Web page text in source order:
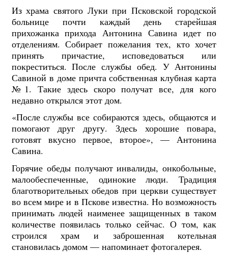
Из храма святого Луки при Псковской городской
больнице почти каждый день старейшая
прихожанка прихода Антонина Савина идет по
отделениям. Собирает пожелания тех, кто хочет
принять причастие, исповедоваться или
покреститься. После службы обед. У Антонины
Савиной в доме причта собственная клубная карта
№1. Такие здесь скоро получат все, для кого
недавно открылся этот дом.
«После службы все собираются здесь, общаются и
помогают друг другу. Здесь хорошие повара,
готовят вкусно первое, второе», — Антонина
Савина.
Горячие обеды получают инвалиды, онкобольные,
малообеспеченные, одинокие люди. Традиция
благотворительных обедов при церкви существует
во всем мире и в Пскове известна. Но возможность
принимать людей наименее защищенных в таком
количестве появилась только сейчас. О том, как
строился храм и заброшенная котельная
становилась домом — напоминает фотогалерея.